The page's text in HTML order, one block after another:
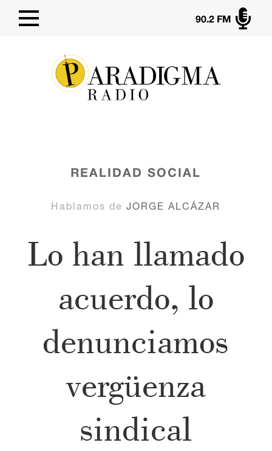

90.2 FM
REALIDAD SOCIAL
Hablamos deJORGE ALCÁZAR
Lo han llamado
acuerdo, lo
denunciamos
vergüenza
sindical